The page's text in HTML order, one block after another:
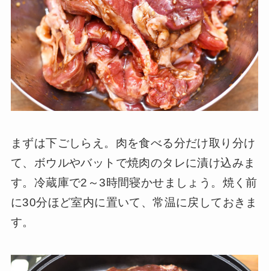
まずは下ごしらえ。肉を食べる分だけ取り分け
て、ボウルやバットで焼肉のタレに漬け込みま
す。冷蔵庫で2～3時間寝かせましょう。焼く前
に30分ほど室内に置いて、常温に戻しておきま
す。